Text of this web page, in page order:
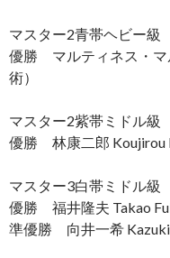
マスター2青帯ヘビー級
優勝 マルティネス・マ
術）
マスター2紫帯ミドル級
優勝 林康二郎 Koujirou
マスター3白帯ミドル級
優勝 福井隆夫 Takao
準優勝 向井一希 Kazuki